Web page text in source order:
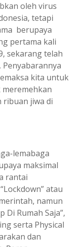
oleh virus
tetapi
berupaya
pertama kali
sekarang telah
kita untuk
ribuan jiwa di
lemabaga
maksimal
rantai
atau
namun
Rumah Saja”,
serta Physical
dan